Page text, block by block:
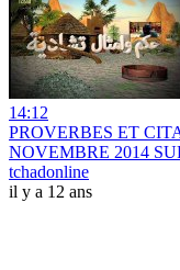
14:12
PROVERBES ET
NOVEMBRE 2014
tchadonline
il y a 12 ans